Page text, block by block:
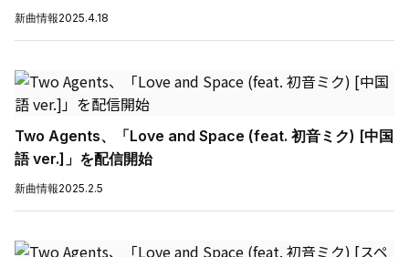
新曲情報2025.4.18
Two Agents、「Love and Space (feat. 初音ミク) [中国
語 ver.]」を配信開始
新曲情報2025.2.5